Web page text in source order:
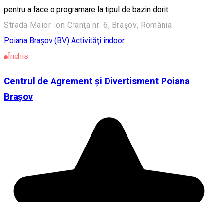
pentru a face o programare la tipul de bazin dorit.
Strada Maior Ion Cranţa nr. 6, Brașov, România
Poiana Braşov (BV) Activităţi indoor
Închis
Centrul de Agrement şi Divertisment Poiana
Braşov